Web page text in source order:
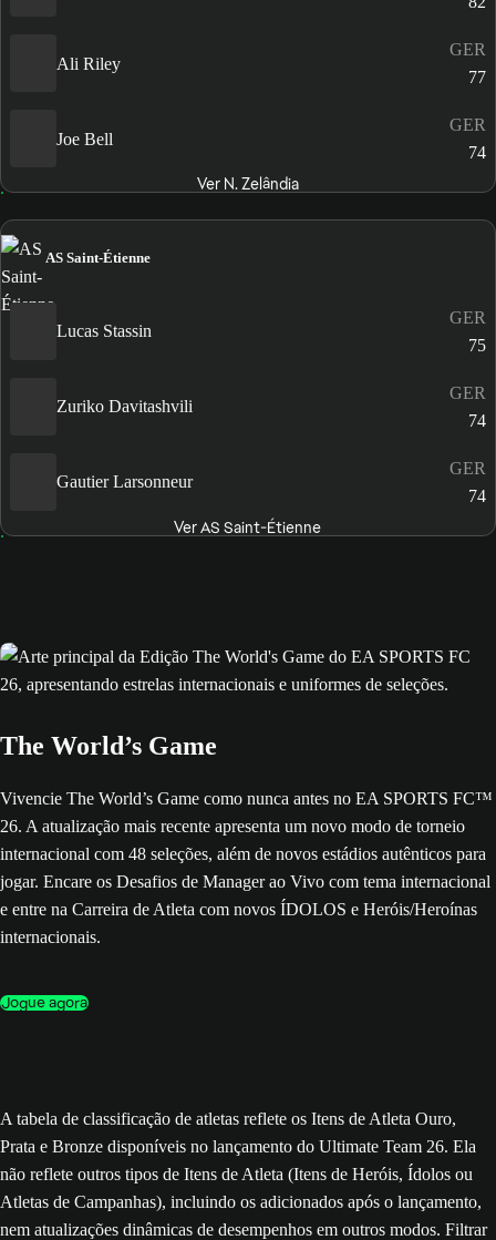
Ali Riley
GER
77
Joe Bell
GER
74
Ver N. Zelândia
AS Saint-Étienne
Lucas Stassin
GER
75
Zuriko Davitashvili
GER
74
Gautier Larsonneur
GER
74
Ver AS Saint-Étienne
The World’s Game
Vivencie The World’s Game como nunca antes no EA SPORTS FC™
26. A atualização mais recente apresenta um novo modo de torneio
internacional com 48 seleções, além de novos estádios autênticos para
jogar. Encare os Desafios de Manager ao Vivo com tema internacional
e entre na Carreira de Atleta com novos ÍDOLOS e Heróis/Heroínas
internacionais.
Jogue agora
A tabela de classificação de atletas reflete os Itens de Atleta Ouro,
Prata e Bronze disponíveis no lançamento do Ultimate Team 26. Ela
não reflete outros tipos de Itens de Atleta (Itens de Heróis, Ídolos ou
Atletas de Campanhas), incluindo os adicionados após o lançamento,
nem atualizações dinâmicas de desempenhos em outros modos. Filtrar